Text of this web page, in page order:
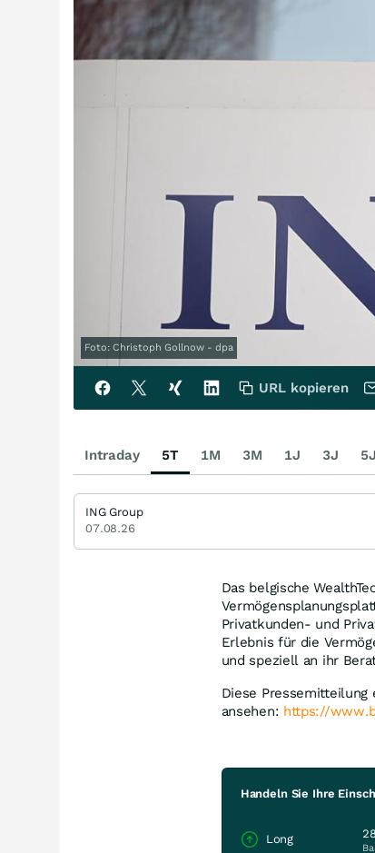
Foto: Christoph Gollnow - dpa
Das belgische
Privatkunden- und
Erlebnis für die
und speziell an ihr
Diese
ansehen: https://
Handeln Sie Ihre
Long
URL kopieren
Intraday 5T 1M 3M 1J 3J 5J
ING Group
07.08.26